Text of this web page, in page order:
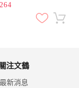
264
關注文鶴
最新消息